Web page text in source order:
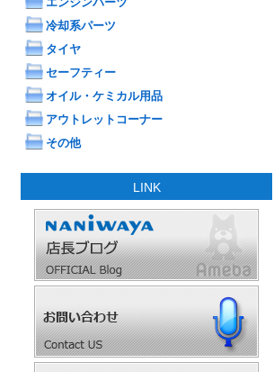
冷却系パーツ
タイヤ
セーフティー
オイル・ケミカル用品
アウトレットコーナー
その他
LINK